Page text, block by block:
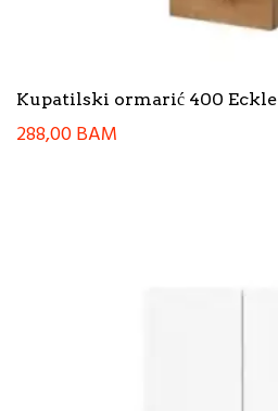
Kupatilski ormarić 400 Eckle
288,00BAM